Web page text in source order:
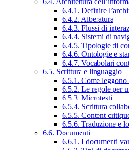
6.4.1. Definire
6.4.2. Alberatura
6.4.3. Flussi di
6.4.4. Sistemi di
6.4.5. Tipologie di
6.4.6. Ontologie e
6.4.7. Vocabolari
6.5. Scrittura e linguaggio
6.5.1. Come leggono
6.5.2. Le regole per
6.5.3. Microtesti
6.5.4. Scrittura
6.5.5. Content
6.5.6. Traduzione e
6.6. Documenti
6.6.1. I documenti